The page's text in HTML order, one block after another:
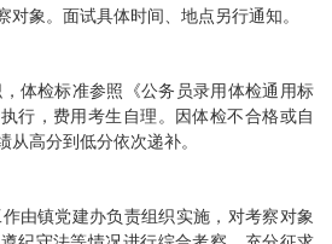
象。面试具体时间、地点另行通知。
体检标准参照《公务员录用体检通用标
行，费用考生自理。因体检不合格或自
高分到低分依次递补。
由镇党建办负责组织实施，对考察对象